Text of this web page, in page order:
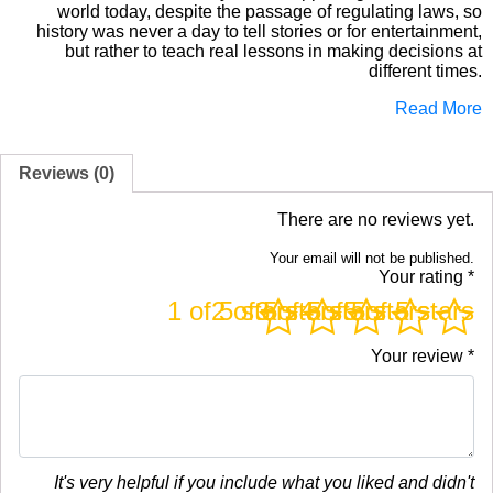
world today, despite the passage of regulating laws, so
history was never a day to tell stories or for entertainment,
but rather to teach real lessons in making decisions at
different times.
Read More
Reviews (0)
There are no reviews yet.
Your email will not be published.
Your rating *
1 of 5 stars
2 of 5 stars
3 of 5 stars
4 of 5 stars
5 of 5 stars
Your review *
It's very helpful if you include what you liked and didn't